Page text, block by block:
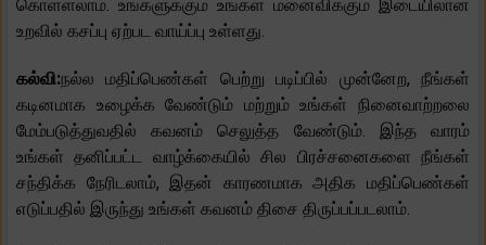
கொள்ளலாம். உங்களுக்கும் உங்கள் மனைவிக்கும் இடையிலான
உறவில் கசப்பு ஏற்பட வாய்ப்பு உள்ளது.
கல்வி:நல்ல மதிப்பெண்கள் பெற்று படிப்பில் முன்னேற, நீங்கள்
கடினமாக உழைக்க வேண்டும் மற்றும் உங்கள் நினைவாற்றலை
மேம்படுத்துவதில் கவனம் செலுத்த வேண்டும். இந்த வாரம்
உங்கள் தனிப்பட்ட வாழ்க்கையில் சில பிரச்சனைகளை நீங்கள்
சந்திக்க நேரிடலாம், இதன் காரணமாக அதிக மதிப்பெண்கள்
எடுப்பதில் இருந்து உங்கள் கவனம் திசை திருப்பப்படலாம்.